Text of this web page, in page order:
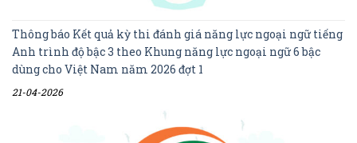
Thông báo Kết quả kỳ thi đánh giá năng lực ngoại ngữ tiếng
Anh trình độ bậc 3 theo Khung năng lực ngoại ngữ 6 bậc
dùng cho Việt Nam năm 2026 đợt 1
21-04-2026